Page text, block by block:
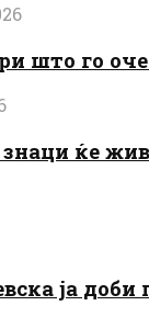
што го
ќе
ја